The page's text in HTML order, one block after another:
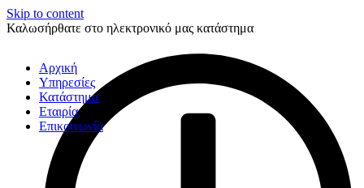
Skip to content
Καλωσήρθατε στο ηλεκτρονικό μας κατάστημα
Αρχική
Υπηρεσίες
Κατάστημα
Εταιρία
Επικοινωνία